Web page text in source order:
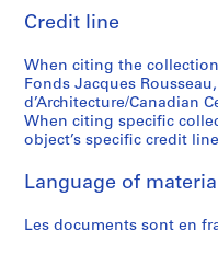
AP066.S3.D2
s
é
p
l
i
u
s
o
t
o
-
"
o
i
u
n
1
9
8
AP066.S5.D3
e
a
n
a
d
e
d
u
/
C
a
n
d
a
8
AP066.S5.D6
.
.
AP066.S5.D7
t
a
r
c
h
t
c
Credit line
When citing the
Fonds Jacques
d’Architecture/Canadian
When citing specific
object’s specific credit
Language of
Les documents sont en